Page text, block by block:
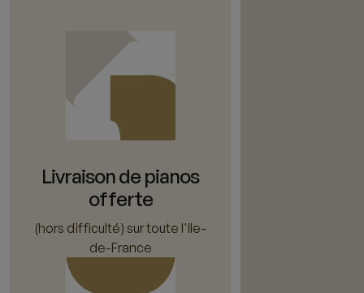
Livraison de pianos
offerte
(hors difficulté) sur toute l'Ile-
de-France